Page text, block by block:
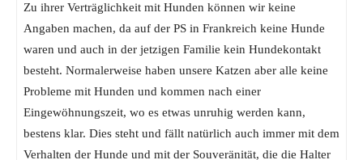
Zu ihrer Verträglichkeit mit Hunden können wir keine
Angaben machen, da auf der PS in Frankreich keine Hunde
waren und auch in der jetzigen Familie kein Hundekontakt
besteht. Normalerweise haben unsere Katzen aber alle keine
Probleme mit Hunden und kommen nach einer
Eingewöhnungszeit, wo es etwas unruhig werden kann,
bestens klar. Dies steht und fällt natürlich auch immer mit dem
Verhalten der Hunde und mit der Souveränität, die die Halter